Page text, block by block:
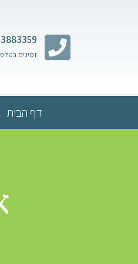
זמינים
דף הבית